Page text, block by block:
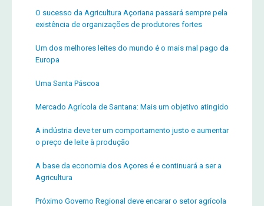
O sucesso da Agricultura Açoriana passará sempre pela
existência de organizações de produtores fortes
Um dos melhores leites do mundo é o mais mal pago da
Europa
Uma Santa Páscoa
Mercado Agrícola de Santana: Mais um objetivo atingido
A indústria deve ter um comportamento justo e aumentar
o preço de leite à produção
A base da economia dos Açores é e continuará a ser a
Agricultura
Próximo Governo Regional deve encarar o setor agrícola